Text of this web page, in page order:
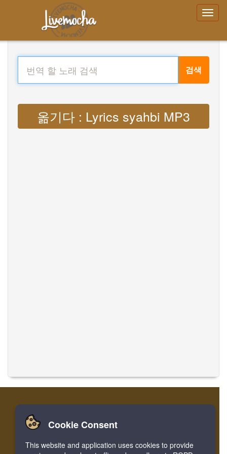
검색
옮기다 : Lyrics syahbi MP3
집 로그인 레지스터
Facebook Twitter Bookmark
Cookie Consent
This website and application uses cookies to provide